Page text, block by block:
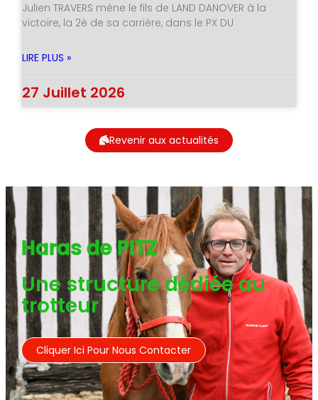
Julien TRAVERS mène le fils de LAND DANOVER à la
victoire, la 2è de sa carrière, dans le PX DU
LIRE PLUS »
27 Juillet 2026
Revenir aux actualités
Haras de PITZ
Une structure dédiée au
trotteur
Cliquer Ici Pour Nous Contacter